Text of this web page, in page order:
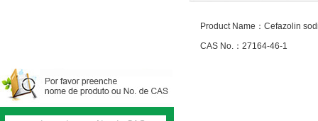
Product Name：Cefazolin
CAS No.：27164-46-1